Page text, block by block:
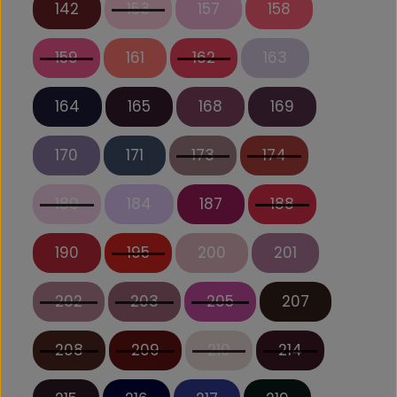
142 153 157 158
159 161 162 163
164 165 168 169
170 171 173 174
180 184 187 188
190 195 200 201
202 203 205 207
208 209 210 214